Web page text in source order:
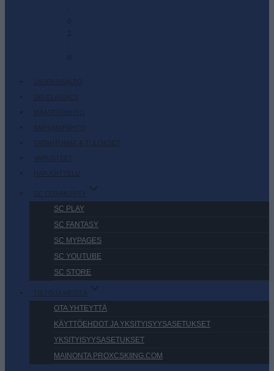
-
0
2
-
0
JÄSENSISÄLTÖ
SKI CLASSICS
MAASTOHIIHTO
AMPUMAHIIHTO
TAPAHTUMAT & TULOKSET
VARUSTEET
HARJOITTELU
SC COMMUNITY
SC PLAY
SC FANTASY
SC MYPAGES
SC YOUTUBE
SC STORE
TIETOJA MEISTÄ
OTA YHTEYTTÄ
KÄYTTÖEHDOT JA YKSITYISYYSASETUKSET
YKSITYISYYSASETUKSET
MAINONTA PROXCSKIING.COM